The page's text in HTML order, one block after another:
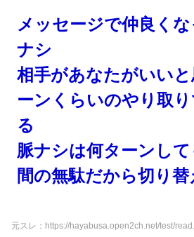
メッセージで仲良く
ナシ
相手があなたがいい
ーンくらいのやり取り
る
脈ナシは何ターンし
間の無駄だから切り
元スレ：https://hayabusa.open2ch.net/test/